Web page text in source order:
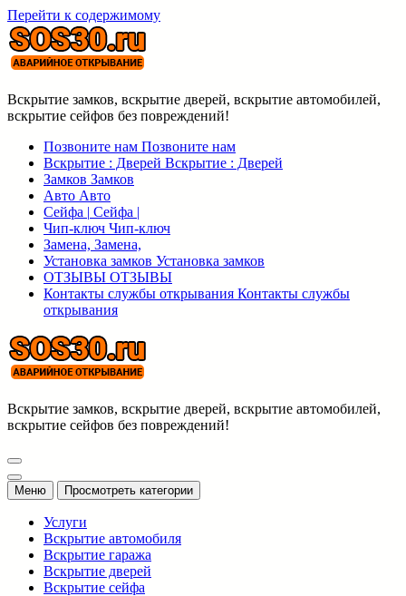
Перейти к содержимому
Вскрытие замков, вскрытие дверей, вскрытие автомобилей,
вскрытие сейфов без повреждений!
Позвоните нам Позвоните нам
Вскрытие : Дверей Вскрытие : Дверей
Замков Замков
Авто Авто
Сейфа | Сейфа |
Чип-ключ Чип-ключ
Замена, Замена,
Установка замков Установка замков
ОТЗЫВЫ ОТЗЫВЫ
Контакты службы открывания Контакты службы
открывания
Вскрытие замков, вскрытие дверей, вскрытие автомобилей,
вскрытие сейфов без повреждений!
Меню Просмотреть категории
Услуги
Вскрытие автомобиля
Вскрытие гаража
Вскрытие дверей
Вскрытие сейфа